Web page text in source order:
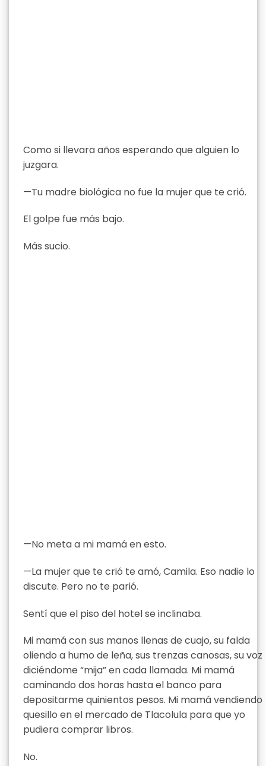
Como si llevara años esperando que alguien lo
juzgara.
—Tu madre biológica no fue la mujer que te crió.
El golpe fue más bajo.
Más sucio.
—No meta a mi mamá en esto.
—La mujer que te crió te amó, Camila. Eso nadie lo
discute. Pero no te parió.
Sentí que el piso del hotel se inclinaba.
Mi mamá con sus manos llenas de cuajo, su falda
oliendo a humo de leña, sus trenzas canosas, su voz
diciéndome “mija” en cada llamada. Mi mamá
caminando dos horas hasta el banco para
depositarme quinientos pesos. Mi mamá vendiendo
quesillo en el mercado de Tlacolula para que yo
pudiera comprar libros.
No.